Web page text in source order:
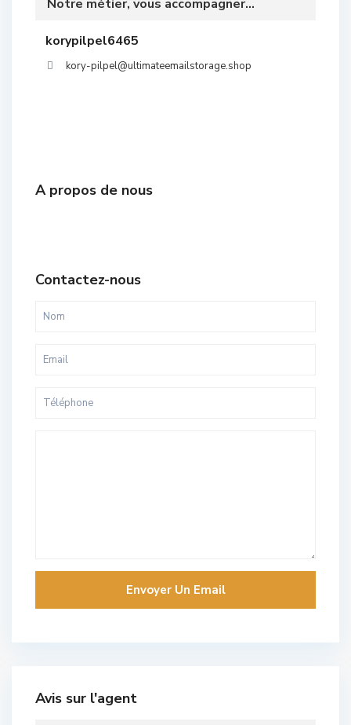
Notre métier, vous accompagner...
korypilpel6465
kory-pilpel@ultimateemailstorage.shop
A propos de nous
Contactez-nous
Avis sur l'agent